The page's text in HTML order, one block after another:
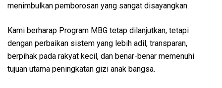
menimbulkan pemborosan yang sangat disayangkan.
Kami berharap Program MBG tetap dilanjutkan, tetapi
dengan perbaikan sistem yang lebih adil, transparan,
berpihak pada rakyat kecil, dan benar-benar memenuhi
tujuan utama peningkatan gizi anak bangsa.